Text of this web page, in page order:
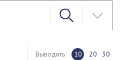
Выводить 10 20 30